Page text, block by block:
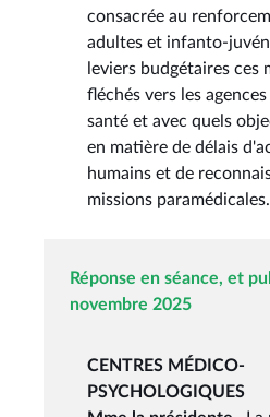
consacrée au
adultes et infanto-
leviers budgétaires ces
fléchés vers les
santé et avec quels
en matière de délais
humains et de
missions paramédicales.
Réponse en séance, et
novembre 2025
CENTRES MÉDICO-
PSYCHOLOGIQUES